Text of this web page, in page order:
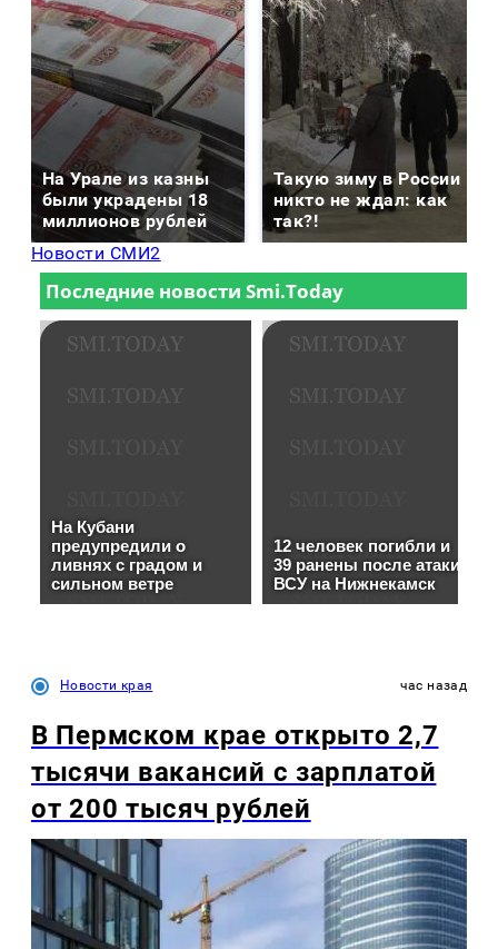
На Урале из казны
были украдены 18
миллионов рублей
Такую зиму в России
никто не ждал: как
так?!
Новости СМИ2
Новости края час назад
В Пермском крае открыто 2,7
тысячи вакансий с зарплатой
от 200 тысяч рублей